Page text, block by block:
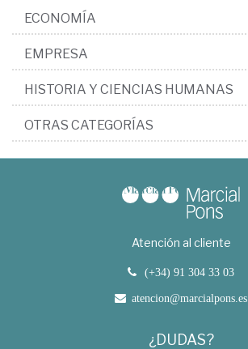
ECONOMÍA
EMPRESA
HISTORIA Y CIENCIAS HUMANAS
OTRAS CATEGORÍAS
Atención al cliente
(+34) 91 304 33 03
atencion@marcialpons.es
¿DUDAS?